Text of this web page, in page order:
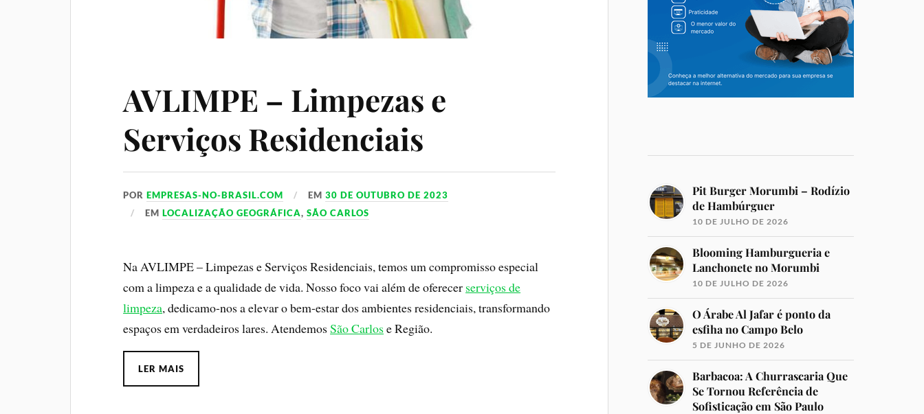
AVLIMPE – Limpezas e
Serviços Residenciais
POREMPRESAS-NO-BRASIL.COM EM30 DE OUTUBRO DE 2023
EMLOCALIZAÇÃO GEOGRÁFICA,SÃO CARLOS
Na AVLIMPE – Limpezas e Serviços Residenciais, temos um compromisso especial
com a limpeza e a qualidade de vida. Nosso foco vai além de oferecer serviços de
limpeza, dedicamo-nos a elevar o bem-estar dos ambientes residenciais, transformando
espaços em verdadeiros lares. AtendemosSão Carlose Região.
LER MAIS
Pit Burger Morumbi – Rodízio
de Hambúrguer
10 DE JULHO DE 2026
Blooming Hamburgueria e
Lanchonete no Morumbi
10 DE JULHO DE 2026
O Árabe Al Jafar é ponto da
esfiha no Campo Belo
5 DE JUNHO DE 2026
Barbacoa: A Churrascaria Que
Se Tornou Referência de
Sofisticação em São Paulo